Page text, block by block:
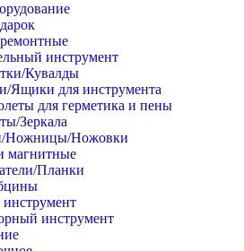
инструмент
Кувалды
Ящики для инструмента
для герметика и пены
Зеркала
Ножницы/Ножовки
магнитные
Планки
инструмент